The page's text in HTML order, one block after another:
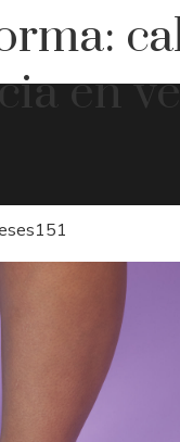
en
151